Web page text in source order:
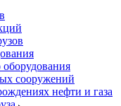
сооружений
нефти и газа